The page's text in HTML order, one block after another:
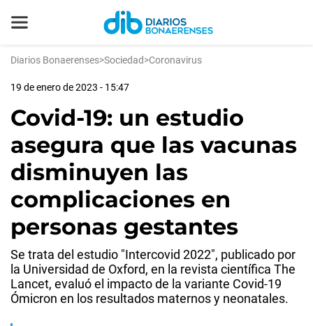
Diarios Bonaerenses>Sociedad>Coronavirus
19 de enero de 2023 - 15:47
Covid-19: un estudio
asegura que las vacunas
disminuyen las
complicaciones en
personas gestantes
Se trata del estudio "Intercovid 2022", publicado por
la Universidad de Oxford, en la revista científica The
Lancet, evaluó el impacto de la variante Covid-19
Ómicron en los resultados maternos y neonatales.